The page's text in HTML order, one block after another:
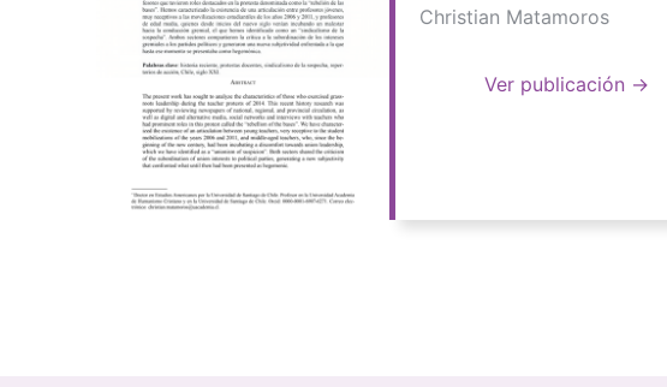
Christian Matamoros
Ver publicación →